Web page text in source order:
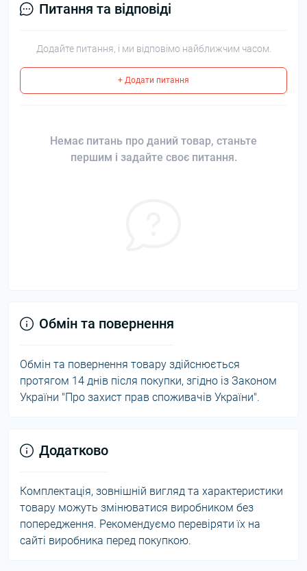
Питання та відповіді
Додайте питання, і ми відповімо найближчим часом.
+ Додати питання
Немає питань про даний товар, станьте
першим і задайте своє питання.
Обмін та повернення
Обмін та повернення товару здійснюється
протягом 14 днів після покупки, згідно із Законом
України "Про захист прав споживачів України".
Додатково
Комплектація, зовнішній вигляд та характеристики
товару можуть змінюватися виробником без
попередження. Рекомендуємо перевіряти їх на
сайті виробника перед покупкою.